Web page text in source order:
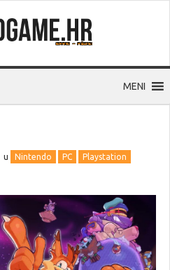
MENI
u Nintendo PC
Playstation